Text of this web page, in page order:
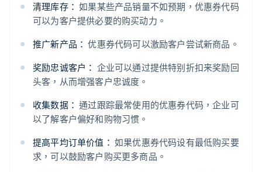
清理库存： 如果某些产品销量不如预期，优惠券代码
可以为客户提供必要的购买动力。
推广新产品： 优惠券代码可以激励客户尝试新商品。
奖励忠诚客户： 企业可以通过提供特别折扣来奖励回
头客，从而增强客户忠诚度。
收集数据： 通过跟踪最常使用的优惠券代码，企业可
以了解客户偏好和购物习惯。
提高平均订单价值： 如果优惠券代码设有最低购买要
求，可以鼓励客户购买更多商品。